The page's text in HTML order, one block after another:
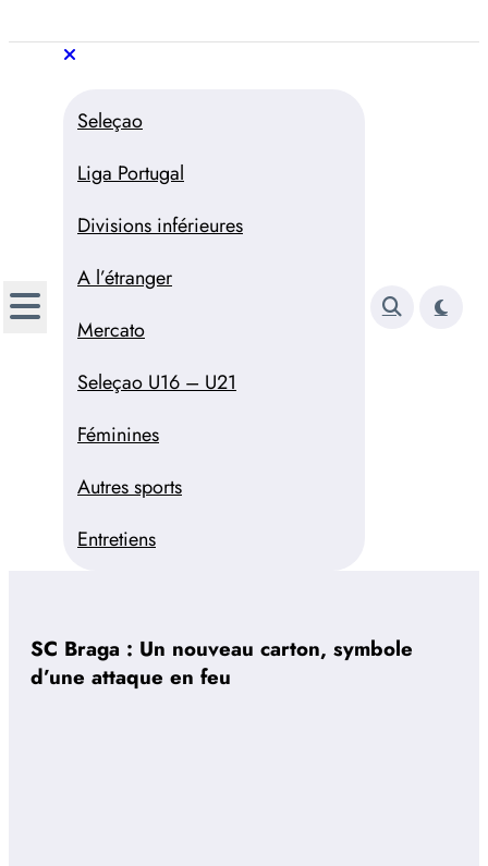
au
Trivela
L'actualité du football portugais
Seleçao
Liga Portugal
Divisions inférieures
A l’étranger
Mercato
Seleçao U16 – U21
Féminines
Autres sports
Entretiens
SC Braga : Un nouveau carton, symbole
d’une attaque en feu